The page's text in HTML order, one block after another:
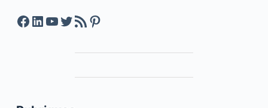
Facebook
LinkedIn
YouTube
Twitter
Feed RSSPinterest